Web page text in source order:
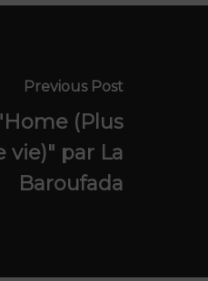
Previous Post
(Plus
vie)" par La
Baroufada